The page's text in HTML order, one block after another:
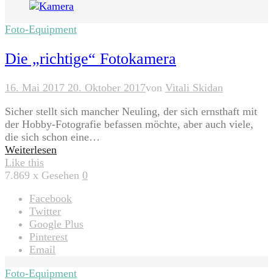
Foto-Equipment
Die „richtige“ Fotokamera
16. Mai 2017 20. Oktober 2017von Vitali Skidan
Sicher stellt sich mancher Neuling, der sich ernsthaft mit
der Hobby-Fotografie befassen möchte, aber auch viele,
die sich schon eine…
Weiterlesen
Like this
7.869 x Gesehen 0
Facebook
Twitter
Google Plus
Pinterest
Email
Foto-Equipment